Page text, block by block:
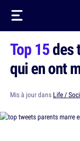
Top 15des
qui en ont
Mis à jour dans Life /